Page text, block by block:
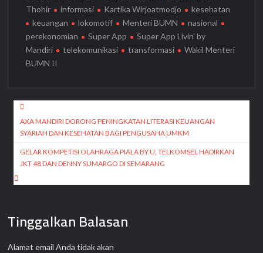
Thohir
informasi Kartika Wirjoatmodjo
kesehatan
keuangan
lokomotif Menteri BUMN
nasional
perekonomian
Super App
Super App Livin’ by
Mandiri
telekomunikasi transformasi
Wakil Menteri
BUMN II
Navigasi
pos
AXA MANDIRI DORONG PENINGKATAN LITERASI KEUANGAN
SYARIAH DAN KESEHATAN BAGI PENGUSAHA UMKM
GELAR KOMPETISI OLAHRAGA PIALA BY.U, TELKOMSEL HADIRKAN
JKT 48 DAN DENNY SUMARGO DI SEMARANG
Tinggalkan Balasan
Alamat email Anda tidak akan